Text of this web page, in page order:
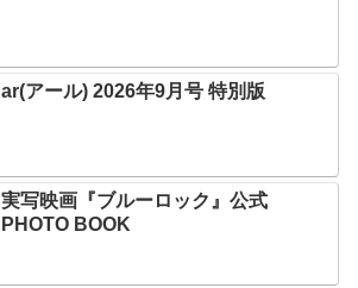
ar(アール) 2026年9月号 特別版
実写映画『ブルーロック』公式
PHOTO BOOK